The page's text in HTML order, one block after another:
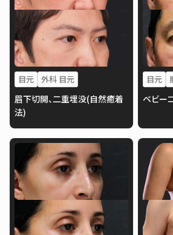
目元 外科 目元
眉下切開、二重埋没(自然癒着
法)
目元
ベビー